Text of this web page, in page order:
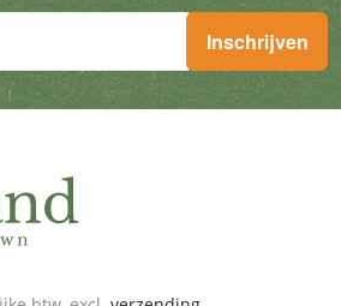
en ontvang geweldige
Inschrijven